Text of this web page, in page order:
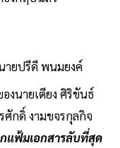
ายปรีดี พนมยงค์
นายเตียง ศิริขันธ์
ศักดิ์ งามขจรกุลกิจ
แฟ้มเอกสารลับที่สุด